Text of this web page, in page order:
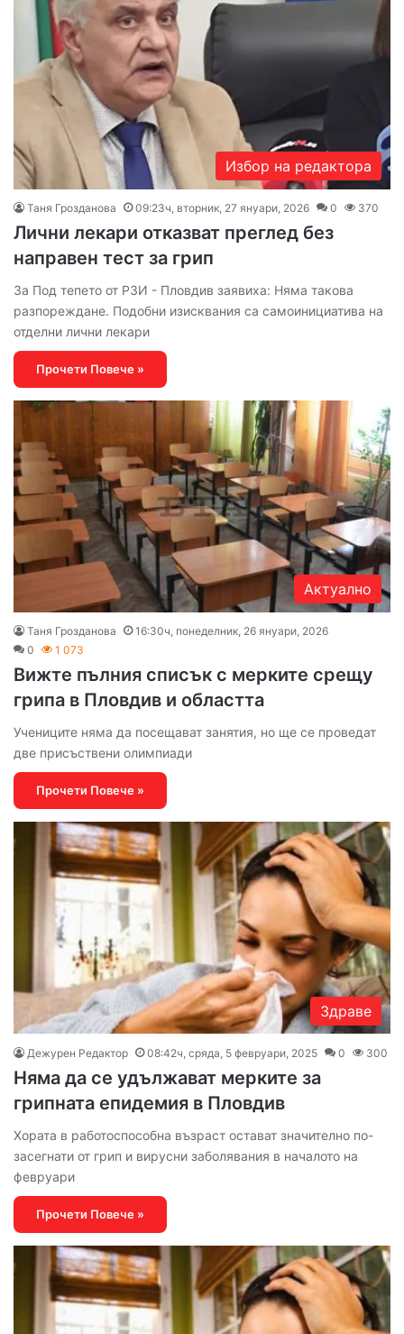
Избор на редактора
Таня Грозданова 09:23ч, вторник, 27 януари, 2026 0 370
Лични лекари отказват преглед без
направен тест за грип
За Под тепето от РЗИ - Пловдив заявиха: Няма такова
разпореждане. Подобни изисквания са самоинициатива на
отделни лични лекари
Прочети Повече »
Актуално
Таня Грозданова
16:30ч, понеделник, 26 януари, 2026
0
1 073
Вижте пълния списък с мерките срещу
грипа в Пловдив и областта
Учениците няма да посещават занятия, но ще се проведат
две присъствени олимпиади
Прочети Повече »
Здраве
Дежурен Редактор 08:42ч, сряда, 5 февруари, 2025 0 300
Няма да се удължават мерките за
грипната епидемия в Пловдив
Хората в работоспособна възраст остават значително по-
засегнати от грип и вирусни заболявания в началото на
февруари
Прочети Повече »